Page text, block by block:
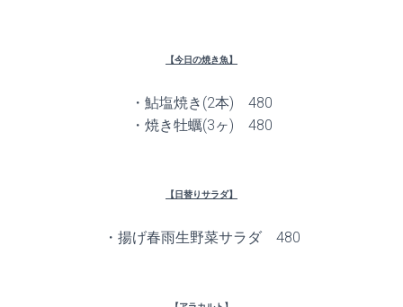
【今日の焼き魚】
・鮎塩焼き(2本) 480
・焼き牡蠣(3ヶ) 480
【日替りサラダ】
・揚げ春雨生野菜サラダ 480